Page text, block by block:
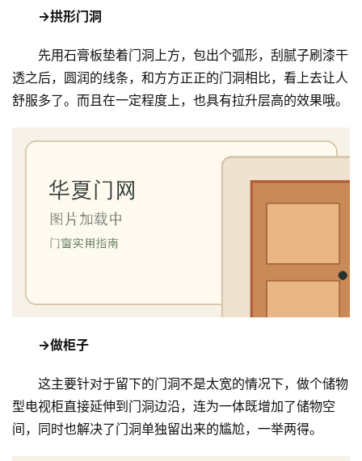
卫
生
→拱形门洞
先用石膏板垫着门洞上方，包出个弧形，刮腻子刷漆干
透之后，圆润的线条，和方方正正的门洞相比，看上去让人
舒服多了。而且在一定程度上，也具有拉升层高的效果哦。
→做柜子
这主要针对于留下的门洞不是太宽的情况下，做个储物
型电视柜直接延伸到门洞边沿，连为一体既增加了储物空
间，同时也解决了门洞单独留出来的尴尬，一举两得。